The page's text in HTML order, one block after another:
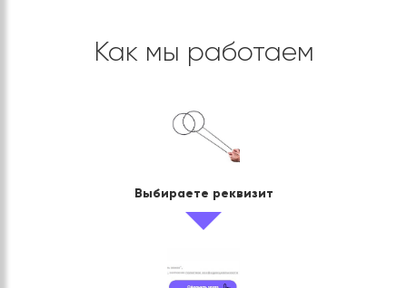
Как мы работаем
Выбираете реквизит